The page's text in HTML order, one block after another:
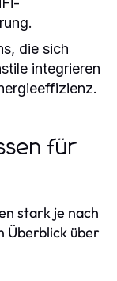
die sich
integrieren
für
stark je nach
Überblick über